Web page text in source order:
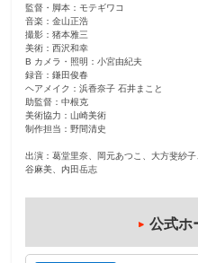
の
街
で
監督・脚本：モテギワコ
音楽：金山正浩
撮影：猪本雅三
美術：西沢和幸
B カメラ・照明：小宮由紀夫
録音：鎌田俊春
ヘアメイク：浜香奈子 石井まこと
助監督：中根克
美術協力：山崎美術
制作担当：野間清史
出演：葛堂里奈、岡元あつこ、大方斐紗
谷麻美、内田岳志
公式ホ